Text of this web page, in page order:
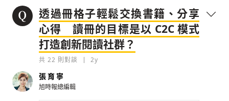
檢舉留言
透過冊格子輕鬆交換書籍、分享
心得 讀冊的目標是以 C2C 模式
打造創新閱讀社群？
共 22 則對談 2y
張育寧
旭時報總編輯